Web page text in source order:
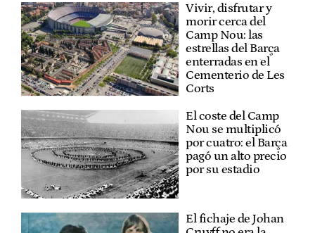
Vivir, disfrutar y
morir cerca del
Camp Nou: las
estrellas del Barça
enterradas en el
Cementerio de Les
Corts
El coste del Camp
Nou se multiplicó
por cuatro: el Barça
pagó un alto precio
por su estadio
El fichaje de Johan